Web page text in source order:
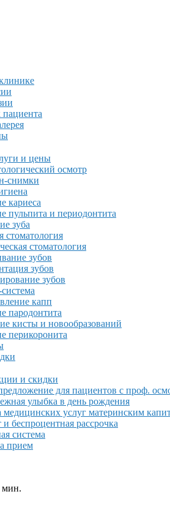
пациента
и цены
осмотр
снимки
кариеса
пульпита и периодонтита
зуба
стоматология
стоматология
зубов
зубов
зубов
капп
пародонтита
кисты и новообразований
перикоронита
и скидки
для пациентов с проф.
улыбка в день рождения
медицинских услуг материнским
беспроцентная рассрочка
система
прием
мин.